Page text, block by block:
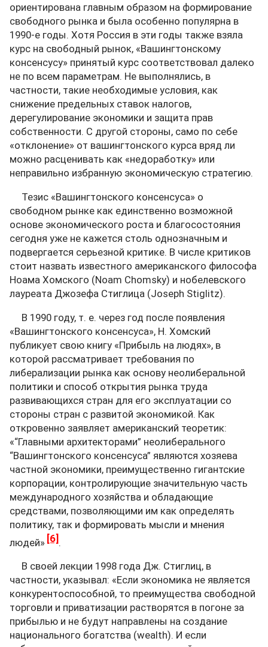
ориентирована главным образом на формирование
свободного рынка и была особенно популярна в
1990-е годы. Хотя Россия в эти годы также взяла
курс на свободный рынок, «Вашингтонскому
консенсусу» принятый курс соответствовал далеко
не по всем параметрам. Не выполнялись, в
частности, такие необходимые условия, как
снижение предельных ставок налогов,
дерегулирование экономики и защита прав
собственности. С другой стороны, само по себе
«отклонение» от вашингтонского курса вряд ли
можно расценивать как «недоработку» или
неправильно избранную экономическую стратегию.
Тезис «Вашингтонского консенсуса» о
свободном рынке как единственно возможной
основе экономического роста и благосостояния
сегодня уже не кажется столь однозначным и
подвергается серьезной критике. В числе критиков
стоит назвать известного американского философа
Ноама Хомского (Noam Chomsky) и нобелевского
лауреата Джозефа Стиглица (Joseph Stiglitz).
В 1990 году, т. е. через год после появления
«Вашингтонского консенсуса», Н. Хомский
публикует свою книгу «Прибыль на людях», в
которой рассматривает требования по
либерализации рынка как основу неолиберальной
политики и способ открытия рынка труда
развивающихся стран для его эксплуатации со
стороны стран с развитой экономикой. Как
откровенно заявляет американский теоретик:
«“Главными архитекторами” неолиберального
“Вашингтонского консенсуса” являются хозяева
частной экономики, преимущественно гигантские
корпорации, контролирующие значительную часть
международного хозяйства и обладающие
средствами, позволяющими им как определять
политику, так и формировать мысли и мнения
людей» [6] .
В своей лекции 1998 года Дж. Стиглиц, в
частности, указывал: «Если экономика не является
конкурентоспособной, то преимущества свободной
торговли и приватизации растворятся в погоне за
прибылью и не будут направлены на создание
национального богатства (wealth). И если